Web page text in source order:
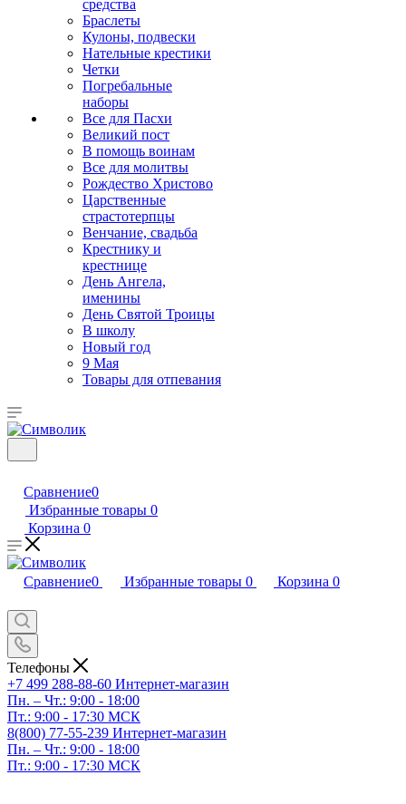
средства
Браслеты
Кулоны, подвески
Нательные крестики
Четки
Погребальные
наборы
Все для Пасхи
Великий пост
В помощь воинам
Все для молитвы
Рождество Христово
Царственные
страстотерпцы
Венчание, свадьба
Крестнику и
крестнице
День Ангела,
именины
День Святой Троицы
В школу
Новый год
9 Мая
Товары для отпевания
Сравнение0
Избранные товары 0
Корзина 0
Сравнение0 Избранные товары 0 Корзина 0
Телефоны
+7 499 288-88-60 Интернет-магазин
Пн. – Чт.: 9:00 - 18:00
Пт.: 9:00 - 17:30 МСК
8(800) 77-55-239 Интернет-магазин
Пн. – Чт.: 9:00 - 18:00
Пт.: 9:00 - 17:30 МСК